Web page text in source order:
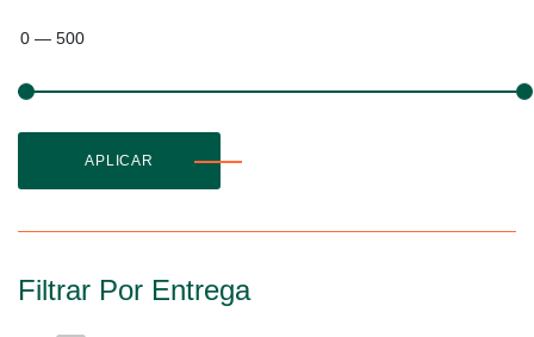
0 — 500
APLICAR
Filtrar Por Entrega